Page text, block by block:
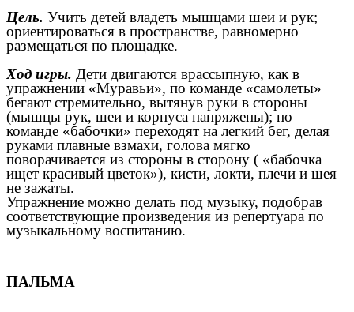
Цель. Учить детей владеть мышцами шеи и рук;
ориентироваться в пространстве, равномерно
размещаться по площадке.
Ход игры. Дети двигаются врассыпную, как в
упражнении «Муравьи», по команде «самолеты»
бегают стремительно, вытянув руки в стороны
(мышцы рук, шеи и корпуса напряжены); по
команде «бабочки» переходят на легкий бег, делая
руками плавные взмахи, голова мягко
поворачивается из стороны в сторону ( «бабочка
ищет красивый цветок»), кисти, локти, плечи и шея
не зажаты.
Упражнение можно делать под музыку, подобрав
соответствующие произведения из репертуара по
музыкальному воспитанию.
ПАЛЬМА